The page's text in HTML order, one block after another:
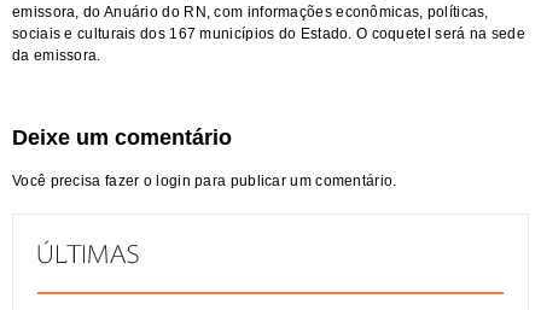
emissora, do Anuário do RN, com informações econômicas, políticas,
sociais e culturais dos 167 municípios do Estado. O coquetel será na sede
da emissora.
Deixe um comentário
Você precisa fazer o login para publicar um comentário.